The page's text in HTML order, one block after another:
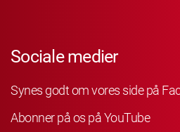
Sociale medier
Synes godt om vores side på
Abonner på os på YouTube